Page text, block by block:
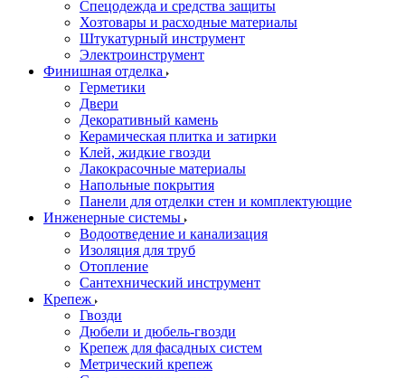
Спецодежда и средства защиты
Хозтовары и расходные материалы
Штукатурный инструмент
Электроинструмент
Финишная отделка
Герметики
Двери
Декоративный камень
Керамическая плитка и затирки
Клей, жидкие гвозди
Лакокрасочные материалы
Напольные покрытия
Панели для отделки стен и комплектующие
Инженерные системы
Водоотведение и канализация
Изоляция для труб
Отопление
Сантехнический инструмент
Крепеж
Гвозди
Дюбели и дюбель-гвозди
Крепеж для фасадных систем
Метрический крепеж